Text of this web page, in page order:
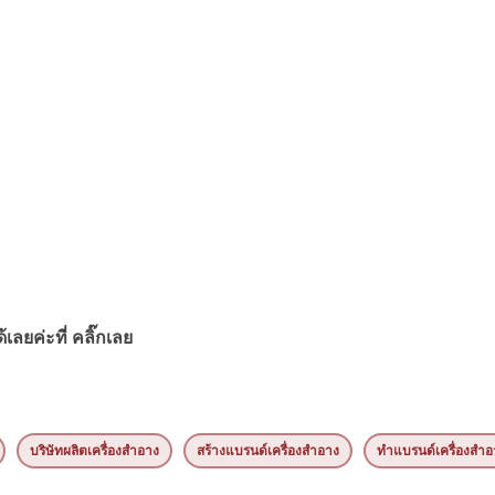
เลยค่ะที่ คลิ๊กเลย
บริษัทผลิตเครื่องสำอาง สร้างแบรนด์เครื่องสำอาง ทำแบรนด์เครื่องสำอ